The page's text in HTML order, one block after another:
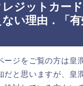
ジットカー
い理由．「有
ージをご覧の方は皇
だと思いますが、皇